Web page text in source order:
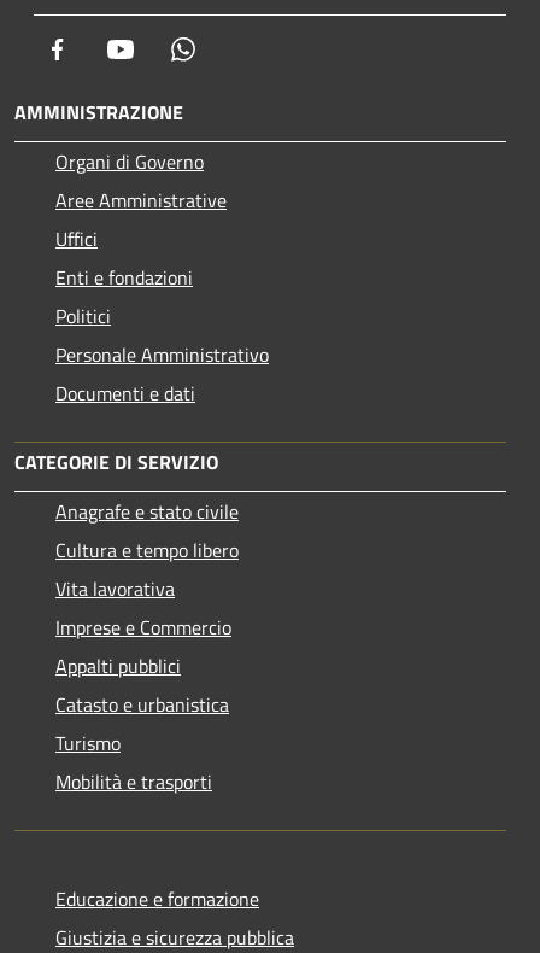
Facebook Youtube
AMMINISTRAZIONE
Organi di Governo
Aree Amministrative
Uffici
Enti e fondazioni
Politici
Personale Amministrativo
Documenti e dati
CATEGORIE DI SERVIZIO
Anagrafe e stato civile
Cultura e tempo libero
Vita lavorativa
Imprese e Commercio
Appalti pubblici
Catasto e urbanistica
Turismo
Mobilità e trasporti
Educazione e formazione
Giustizia e sicurezza pubblica